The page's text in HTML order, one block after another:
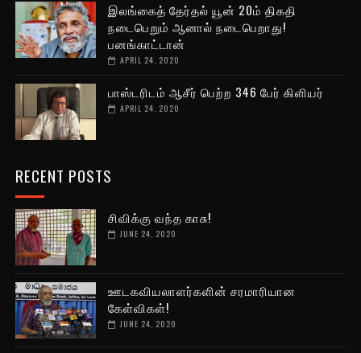
இலங்கைத் தேர்தல் யூன் 20ம் திகதி
நடைபெறும் ஆனால் நடைபெறாது!
பனங்காட்டான்
APRIL 24, 2020
பாஸ்டரிடம் ஆசீர் பெற்ற 346 பேர் கிளியர்
APRIL 24, 2020
RECENT POSTS
சிவிக்கு வந்த காசு!
JUNE 24, 2020
ஊடகவியலாளர்களின் சரமாரியான
கேள்விகள்!
JUNE 24, 2020